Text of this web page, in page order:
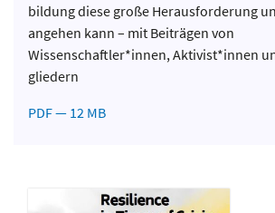
bildung diese große Herausforderung
angehen kann – mit Beiträgen von
Wissenschaftler*innen, Aktivist*innen
gliedern
PDF — 12 MB